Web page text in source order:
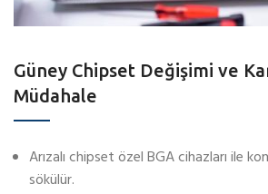
Güney Chipset Değişimi ve
Müdahale
Arızalı chipset özel BGA cihazları ile
sökülür.